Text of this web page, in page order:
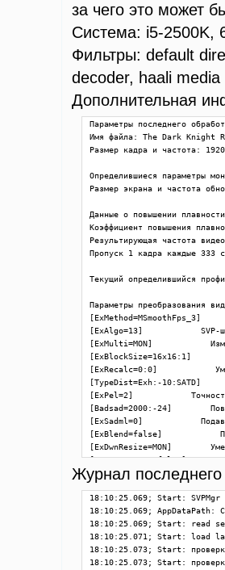
за чего это может
Система: i5-2500K,
Фильтры: default
decoder, haali media
Дополнительная
Параметры последнего
Имя файла: The Dark Knight
Размер кадра и частота:
Определившиеся параметры
Размер экрана и частота
Данные о повышении
Коэффициент повышения
Результирующая частота
Пропуск 1 кадра каждые 333
Текущий определившийся
Параметры преобразования
[ExMethod=MSmoothFps_3]
[ExAlgo=13]            SVP-
[ExMulti=MON]
[ExBlockSize=16x16:1]
[ExRecalc=0:0]
[TypeDist=Exh:-10:SATD]
[ExPel=2]            Точность
[Badsad=2000:-24]
[ExSadml=0]
[ExBlend=false]
[ExDwnResize=MON]
[ExConvertFps=false]
Параметры по меню
[svp_libflowgpu=1]
[ExThreads=0]
[StereoMode=0]
[HandCrop=None]
[Borderlight=None]
[BorderlightZoom=5]
Журнал последнего
18:10:25.069; Start:
18:10:25.069; AppDataPath:
18:10:25.069; Start: read
18:10:25.071; Start: load
18:10:25.073; Start: проверка
18:10:25.073; Start: